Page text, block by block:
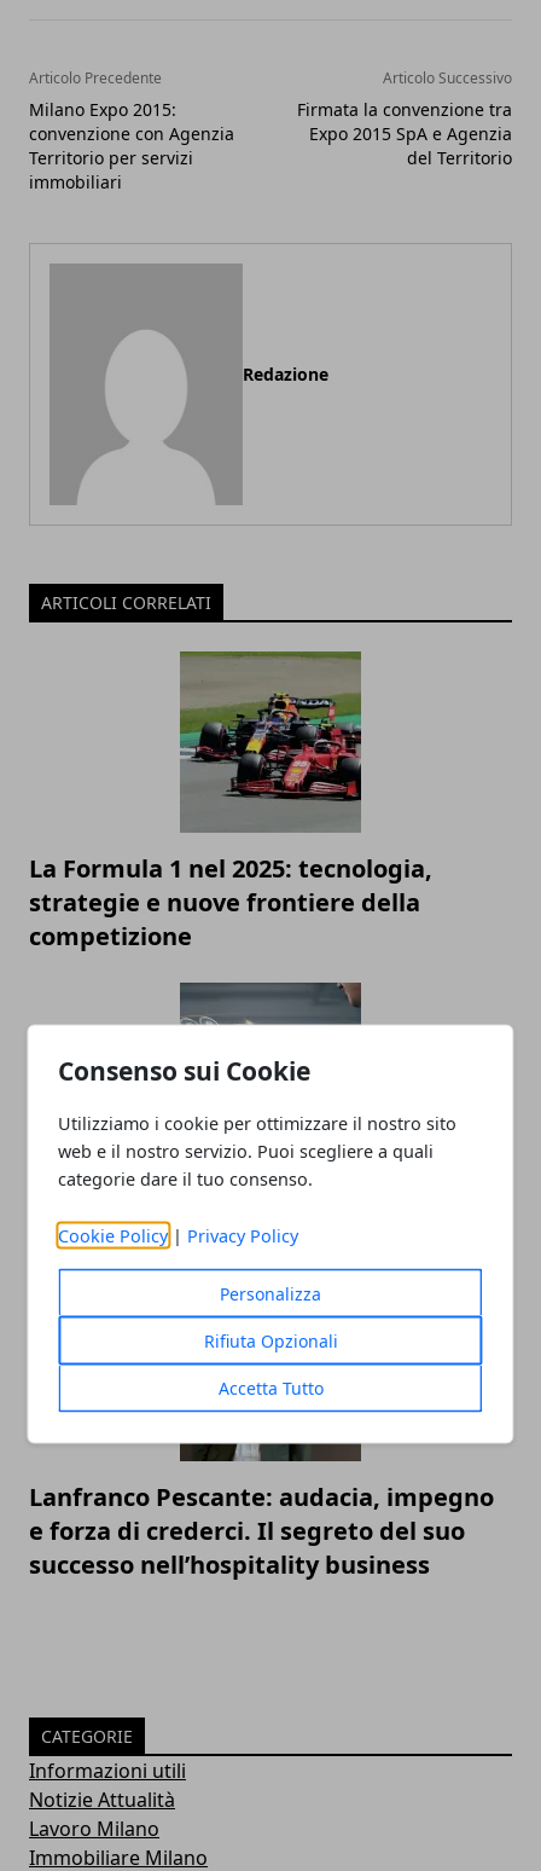
Consenso sui Cookie
Utilizziamo i cookie per ottimizzare il nostro sito
web e il nostro servizio. Puoi scegliere a quali
categorie dare il tuo consenso.
Cookie Policy | Privacy Policy
Personalizza
Rifiuta Opzionali
Accetta Tutto
Articolo Precedente
Milano Expo 2015:
convenzione con Agenzia
Territorio per servizi
immobiliari
Articolo Successivo
Firmata la convenzione tra
Expo 2015 SpA e Agenzia
del Territorio
Redazione
ARTICOLI CORRELATI
La Formula 1 nel 2025: tecnologia,
strategie e nuove frontiere della
competizione
Intelligenza Artificiale e lavoro: il nuovo
equilibrio tra efficienza e umanità
Lanfranco Pescante: audacia, impegno
e forza di crederci. Il segreto del suo
successo nell’hospitality business
CATEGORIE
Informazioni utili
Notizie Attualità
Lavoro Milano
Immobiliare Milano